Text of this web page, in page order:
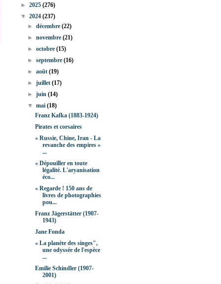
► 2025 (276)
▼ 2024 (237)
►décembre(22)
►novembre(21)
►octobre(15)
►septembre(16)
►août(19)
►juillet(17)
►juin(14)
▼mai(18)
Franz Kafka (1883-1924)
Pirates et corsaires
« Russie, Chine, Iran - La
revanche des empires »
...
« Dépouiller en toute
légalité. L'aryanisation
éco...
« Regarde ! 150 ans de
livres de photographies
pou...
Franz Jägerstätter (1907-
1943)
Jane Fonda
« La planète des singes",
une odyssée de l'espèce
...
Emilie Schindler (1907-
2001)